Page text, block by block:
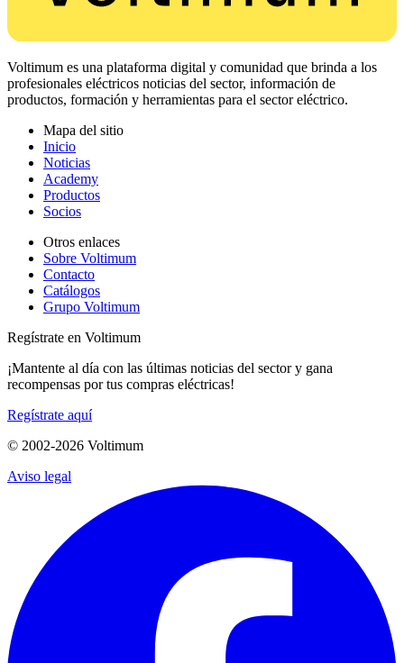
Voltimum es una plataforma digital y comunidad que brinda a los
profesionales eléctricos noticias del sector, información de
productos, formación y herramientas para el sector eléctrico.
Mapa del sitio
Inicio
Noticias
Academy
Productos
Socios
Otros enlaces
Sobre Voltimum
Contacto
Catálogos
Grupo Voltimum
Regístrate en Voltimum
¡Mantente al día con las últimas noticias del sector y gana
recompensas por tus compras eléctricas!
Regístrate aquí
© 2002-2026 Voltimum
Aviso legal